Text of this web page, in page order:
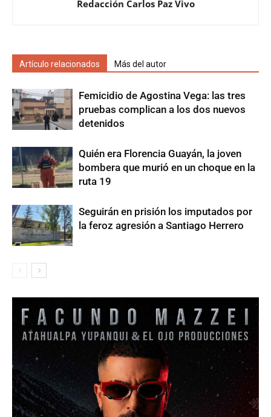
Redacción Carlos Paz Vivo
Artículo relacionados Más del autor
Femicidio de Agostina Vega: las tres
pruebas complican a los dos nuevos
detenidos
Quién era Florencia Guayán, la joven
bombera que murió en un choque en la
ruta 19
Seguirán en prisión los imputados por
la feroz agresión a Santiago Herrero